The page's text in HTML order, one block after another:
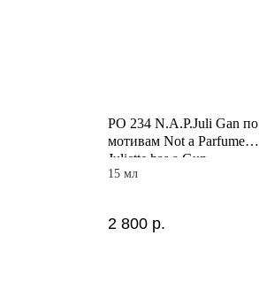
PO 234 N.A.P.Juli Gan по
мотивам Not a Parfume
Juliette has a Gun
15 мл
2 800 р.